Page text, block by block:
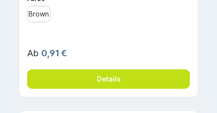
Brown
Regulärer Preis:
Ab 0,91 €
Details